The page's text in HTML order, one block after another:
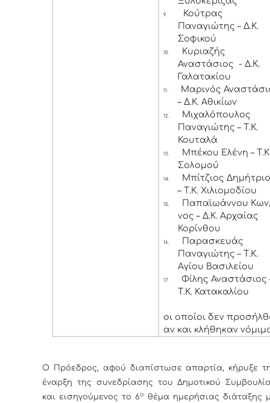
9.
Κούτρας
Παναγιώτης – Δ.Κ.
Σοφικού
10.
Κυριαζής
Αναστάσιος - Δ.Κ.
Γαλατακίου
11.
Μαρινός
– Δ.Κ. Αθικίων
12.
Μιχαλόπουλος
Παναγιώτης – Τ.Κ.
Κουταλά
13.
Μπέκου Ελένη –
Σολομού
14.
Μπίτζιος
– Τ.Κ. Χιλιομοδίου
15.
Παπαϊωάννου
νος – Δ.Κ. Αρχαίας
Κορίνθου
16.
Παρασκευάς
Παναγιώτης – Τ.Κ.
Αγίου Βασιλείου
17.
Φίλης Αναστάσιος
Τ.Κ. Κατακαλίου
οι οποίοι δεν
αν και κλήθηκαν
Ο Πρόεδρος, αφού διαπίστωσε απαρτία, κήρυξε
έναρξη της συνεδρίασης του Δημοτικού
και εισηγούμενος το 6ο
θέμα ημερήσιας διάταξης